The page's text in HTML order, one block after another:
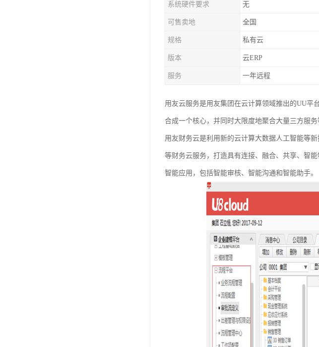
系统硬件要求 无
可售卖地 全国
规格 私有云
版本 云ERP
服务 一年远程
用友云服务是用友集团在云计算领域推出的UU平
合成一个核心，并同时大限度地聚合大量三方服
用友财务云是利用新的云计算大数据人工智能等
等财务云服务，打造具有连接、融合、共享、智
智能应用，包括智能审核、智能沟通和智能助手。